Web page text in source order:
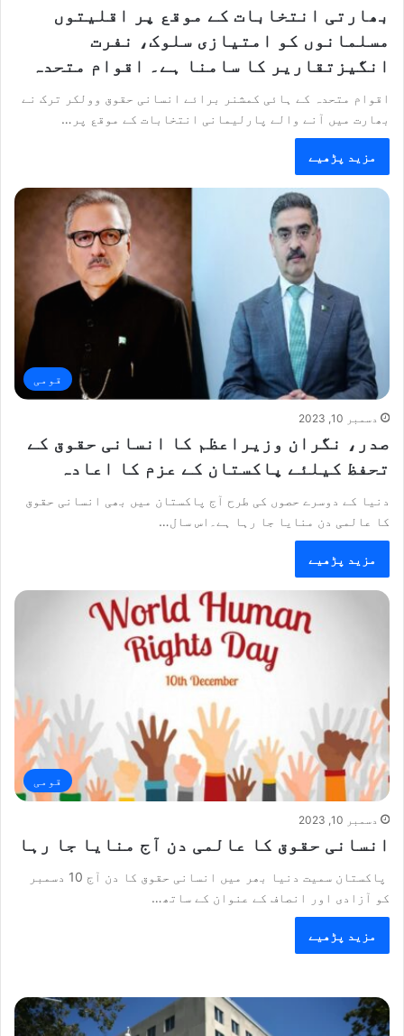
بھارتی انتخابات کے موقع پر اقلیتوں
مسلمانوں کو امتیازی سلوک، نفرت
انگیزتقاریر کا سامنا ہے۔ اقوام متحدہ
اقوام متحدہ کے ہائی کمشنر برائے انسانی حقوق وولکر ترک نے
بھارت میں آنے والے پارلیمانی انتخابات کے موقع پر…
مزید پڑھیے
قومی
دسمبر 10, 2023
صدر، نگران وزیراعظم کا انسانی حقوق کے
تحفظ کیلئے پاکستان کے عزم کا اعادہ
دنیا کے دوسرے حصوں کی طرح آج پاکستان میں بھی انسانی حقوق
کا عالمی دن منایا جا رہا ہے۔اس سال…
مزید پڑھیے
قومی
دسمبر 10, 2023
انسانی حقوق کا عالمی دن آج منایا جا رہا
پاکستان سمیت دنیا بھر میں انسانی حقوق کا دن آج 10 دسمبر
کو آزادی اور انصاف کے عنوان کے ساتھ…
مزید پڑھیے